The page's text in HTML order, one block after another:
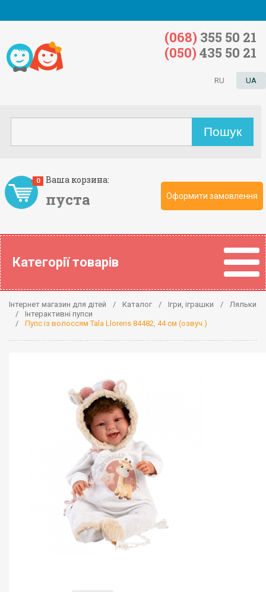
Ваша корзина:
пуста
0
Оформити замовлення
RU UA
(068) 355 50 21
(050) 435 50 21
Категорії товарів
Інтернет магазин для дітей Каталог Ігри, іграшки
Ляльки
Інтерактивні пупси
Пупс із волоссям Tala Llorens 84482, 44 см (озвуч.)